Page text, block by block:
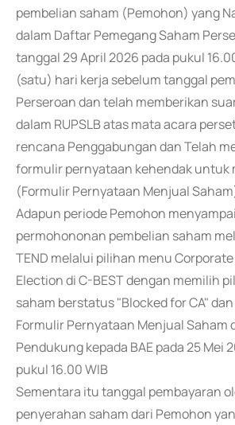
pembelian saham (Pemohon) yang
dalam Daftar Pemegang Saham
tanggal 29 April 2026 pada pukul
(satu) hari kerja sebelum tanggal
Perseroan dan telah memberikan
dalam RUPSLB atas mata acara
rencana Penggabungan dan Telah
formulir pernyataan kehendak untuk
(Formulir Pernyataan Menjual
Adapun periode Pemohon
permohononan pembelian saham
TEND melalui pilihan menu
Election di C-BEST dengan memilih
saham berstatus "Blocked for CA"
Formulir Pernyataan Menjual Saham
Pendukung kepada BAE pada 25 Mei
pukul 16.00 WIB
Sementara itu tanggal pembayaran
penyerahan saham dari Pemohon